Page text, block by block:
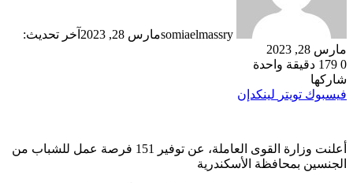
somiaelmassryمارس 28, 2023
آخر تحديث:
مارس 28, 2023
0
دقيقة واحدة
شاركها
فيسبوك تويتر لينكدإن
أعلنت وزارة القوى العاملة، عن توفير 151 فرصة عمل للشباب من
الجنسين بمحافظة الأسكندرية